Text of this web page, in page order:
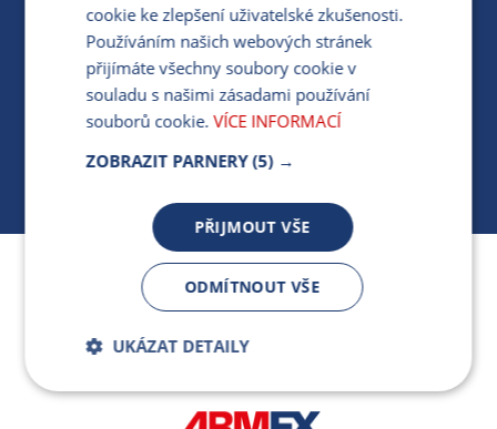
Jsme součástí skupiny ARMEX a členem Asociace
nezávislých dodavatelů energií.
MÁM DOTAZ KE STÁVAJÍCÍ SMLOUVĚ
412 154 154
PO-PÁ 7:30-17:00
cookie ke zlepšení uživatelské zkušenosti.
Používáním našich webových stránek
přijímáte všechny soubory cookie v
souladu s našimi zásadami používání
souborů cookie. VÍCE INFORMACÍ
ZOBRAZIT PARNERY (5) →
PŘIJMOUT VŠE
ODMÍTNOUT VŠE
UKÁZAT DETAILY
Bezpodmínečně
nutné soubory
Výkonnostní